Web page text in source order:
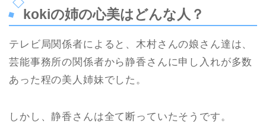
kokiの姉の心美はどんな人？
テレビ局関係者によると、木村さんの娘さん達は、
芸能事務所の関係者から静香さんに申し入れが多数
あった程の美人姉妹でした。
しかし、静香さんは全て断っていたそうです。